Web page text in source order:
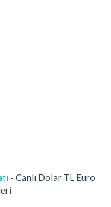
- Canlı Dolar TL Euro